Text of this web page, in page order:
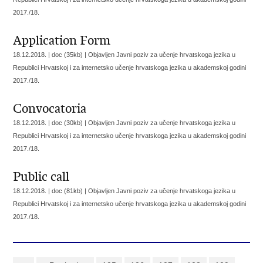
2017./18.
Application Form
18.12.2018. | doc (35kb) |Objavljen Javni poziv za učenje hrvatskoga jezika u
Republici Hrvatskoj i za internetsko učenje hrvatskoga jezika u akademskoj godini
2017./18.
Convocatoria
18.12.2018. | doc (30kb) |Objavljen Javni poziv za učenje hrvatskoga jezika u
Republici Hrvatskoj i za internetsko učenje hrvatskoga jezika u akademskoj godini
2017./18.
Public call
18.12.2018. | doc (81kb) |Objavljen Javni poziv za učenje hrvatskoga jezika u
Republici Hrvatskoj i za internetsko učenje hrvatskoga jezika u akademskoj godini
2017./18.